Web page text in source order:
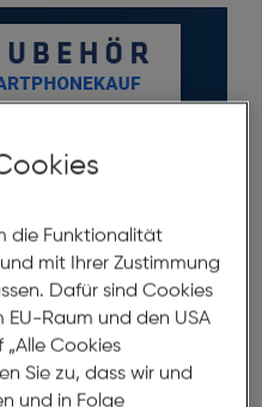
Flexi
die Funktionalität
mit Ihrer Zustimmung
Dafür sind Cookies
Raum und den USA
Cookies
Sie zu, dass wir und
und in Folge